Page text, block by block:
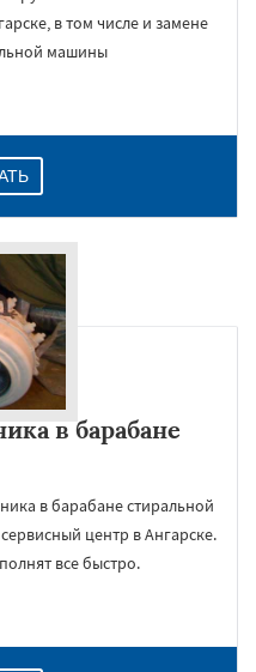
в том числе и замене
машины
в барабане
в барабане стиральной
центр в Ангарске.
все быстро.